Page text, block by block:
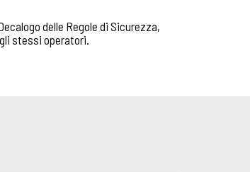
delle Regole di Sicurezza,
stessi operatori.